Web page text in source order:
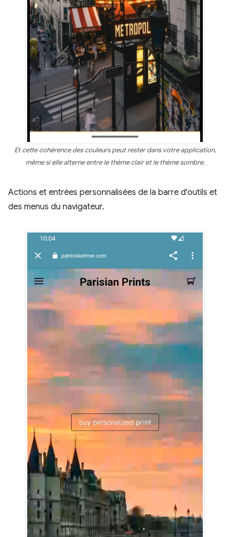
Et cette cohérence des couleurs peut rester dans votre application,
même si elle alterne entre le thème clair et le thème sombre.
Actions et entrées personnalisées de la barre d'outils et
des menus du navigateur.